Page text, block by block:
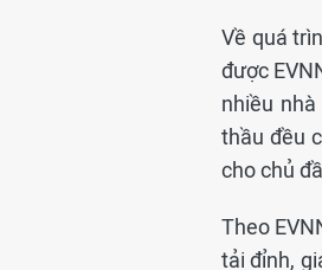
Về quá
được
nhiều
thầu đều
cho chủ
Theo
tải đỉnh,